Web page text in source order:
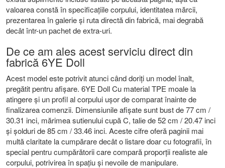
valoarea constă în specificațiile corpului, identitatea mărcii,
prezentarea în galerie și ruta directă din fabrică, mai degrabă
decât într-un pachet de extra-uri.
De ce am ales acest serviciu direct din
fabrică 6YE Doll
Acest model este potrivit atunci când doriți un model înalt,
pregătit pentru afișare. 6YE Doll Cu material TPE moale la
atingere și un profil al corpului ușor de comparat înainte de
finalizarea comenzii. Dimensiunile afișate sunt bust de 77 cm /
30.31 inci, mărimea sutienului cupă C, talie de 52 cm / 20.47 inci
și șolduri de 85 cm / 33.46 inci. Aceste cifre oferă paginii mai
multă claritate la cumpărare decât o listare doar cu fotografii, în
special pentru cumpărătorii care compară proporții realiste ale
corpului, potrivirea în spațiu și nevoile de manipulare.